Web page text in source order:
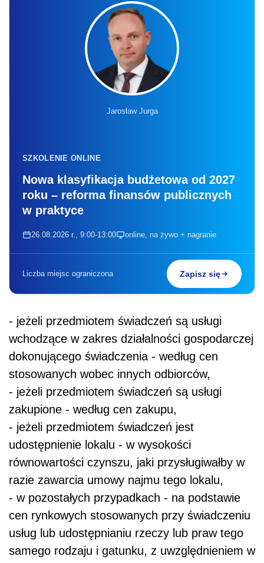
Jarosław Jurga
SZKOLENIE ONLINE
Nowa klasyfikacja budżetowa od 2027
roku – reforma finansów publicznych
w praktyce
26.08.2026 r., 9:00-13:00 online, na żywo + nagranie
Liczba miejsc ograniczona Zapisz się
- jeżeli przedmiotem świadczeń są usługi
wchodzące w zakres działalności gospodarczej
dokonującego świadczenia - według cen
stosowanych wobec innych odbiorców,
- jeżeli przedmiotem świadczeń są usługi
zakupione - według cen zakupu,
- jeżeli przedmiotem świadczeń jest
udostępnienie lokalu - w wysokości
równowartości czynszu, jaki przysługiwałby w
razie zawarcia umowy najmu tego lokalu,
- w pozostałych przypadkach - na podstawie
cen rynkowych stosowanych przy świadczeniu
usług lub udostępnianiu rzeczy lub praw tego
samego rodzaju i gatunku, z uwzględnieniem w